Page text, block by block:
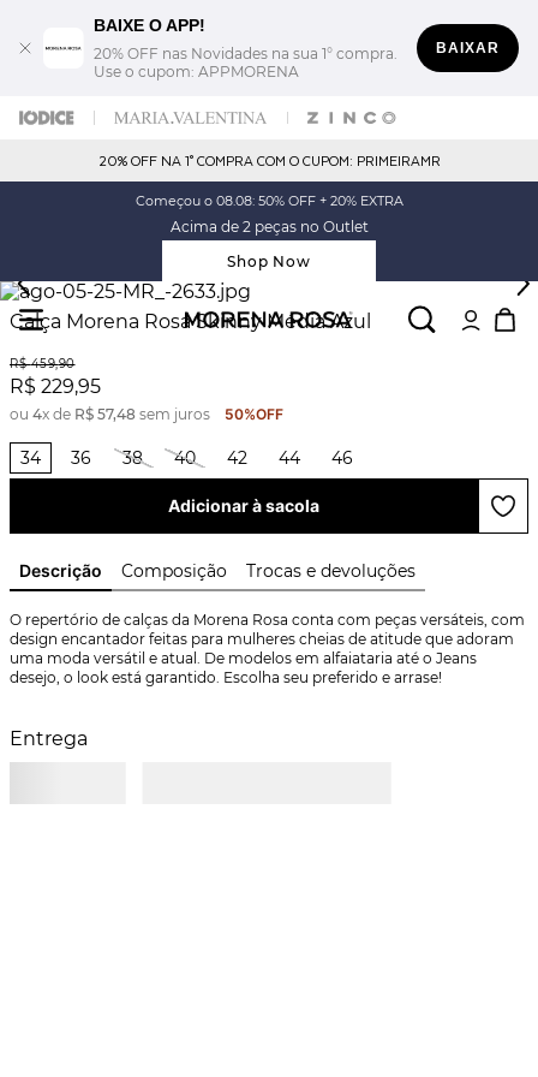
BAIXE O APP!
20% OFF nas Novidades na sua 1° compra.
Use o cupom: APPMORENA
BAIXAR
20% OFF NA 1° COMPRA COM O CUPOM: PRIMEIRAMR
Começou o 08.08: 50% OFF + 20% EXTRA
Acima de 2 peças no Outlet
Shop Now
Calça Morena Rosa Skinny Média Azul
R$ 459,90
R$ 229,95
ou 4x de R$ 57,48 sem juros 50%OFF
34 36 38 40 42 44 46
Adicionar à sacola
Descrição Composição Trocas e devoluções
O repertório de calças da Morena Rosa conta com peças versáteis, com
design encantador feitas para mulheres cheias de atitude que adoram
uma moda versátil e atual. De modelos em alfaiataria até o Jeans
desejo, o look está garantido. Escolha seu preferido e arrase!
Entrega